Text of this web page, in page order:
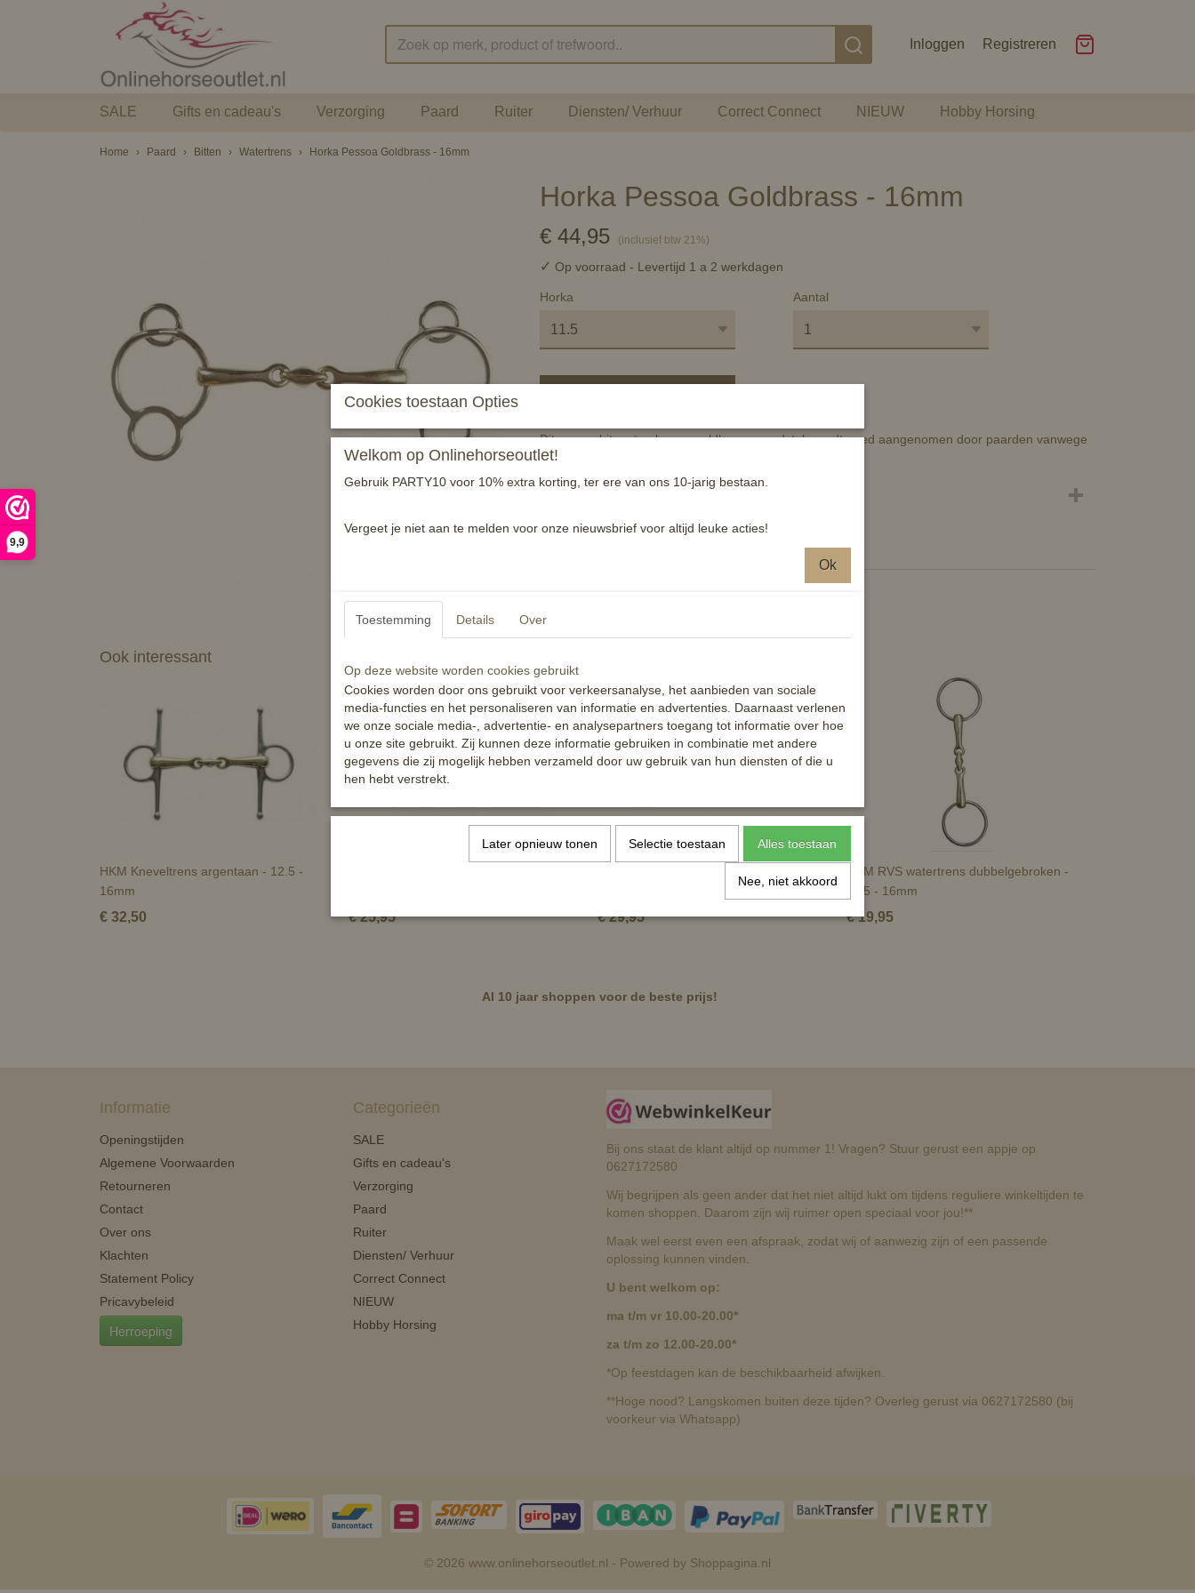
9,9
Inloggen Registreren
SALE Gifts en cadeau's Verzorging Paard Ruiter Diensten/ Verhuur Correct Connect NIEUW Hobby Horsing
Home › Paard › Bitten › Watertrens › Horka Pessoa Goldbrass - 16mm
Horka Pessoa Goldbrass - 16mm
€ 44,95 (inclusief btw 21%)
✓ Op voorraad - Levertijd 1 a 2 werkdagen
Horka Aantal
Dit pessoabit met gebogen goldbrass mondstuk wordt goed aangenomen door paarden vanwege
vorm en materiaal.
Reacties
Ook interessant
HKM Kneveltrens argentaan - 12.5 -
16mm
€ 32,50 € 25,95
11.5cm - 18mm - flexibel ongebroken
€ 29,95
HKM RVS watertrens dubbelgebroken -
11.5 - 16mm
€ 19,95
Al 10 jaar shoppen voor de beste prijs!
Informatie
Openingstijden
Algemene Voorwaarden
Retourneren
Contact
Over ons
Klachten
Statement Policy
Pricavybeleid
Herroeping
Categorieën
SALE
Gifts en cadeau's
Verzorging
Paard
Ruiter
Diensten/ Verhuur
Correct Connect
NIEUW
Hobby Horsing
Bij ons staat de klant altijd op nummer 1! Vragen? Stuur gerust een appje op
0627172580
Wij begrijpen als geen ander dat het niet altijd lukt om tijdens reguliere winkeltijden te
komen shoppen. Daarom zijn wij ruimer open speciaal voor jou!**
Maak wel eerst even een afspraak, zodat wij of aanwezig zijn of een passende
oplossing kunnen vinden.
U bent welkom op:
ma t/m vr 10.00-20.00*
za t/m zo 12.00-20.00*
*Op feestdagen kan de beschikbaarheid afwijken.
**Hoge nood? Langskomen buiten deze tijden? Overleg gerust via 0627172580 (bij
voorkeur via Whatsapp)
© 2026 www.onlinehorseoutlet.nl - Powered by Shoppagina.nl
Cookies toestaan Opties
Welkom op Onlinehorseoutlet!
Gebruik PARTY10 voor 10% extra korting, ter ere van ons 10-jarig bestaan.
Vergeet je niet aan te melden voor onze nieuwsbrief voor altijd leuke acties!
Ok
Toestemming Details Over
Op deze website worden cookies gebruikt
Cookies worden door ons gebruikt voor verkeersanalyse, het aanbieden van sociale
media-functies en het personaliseren van informatie en advertenties. Daarnaast verlenen
we onze sociale media-, advertentie- en analysepartners toegang tot informatie over hoe
u onze site gebruikt. Zij kunnen deze informatie gebruiken in combinatie met andere
gegevens die zij mogelijk hebben verzameld door uw gebruik van hun diensten of die u
hen hebt verstrekt.
Later opnieuw tonen Selectie toestaan Alles toestaan
Nee, niet akkoord